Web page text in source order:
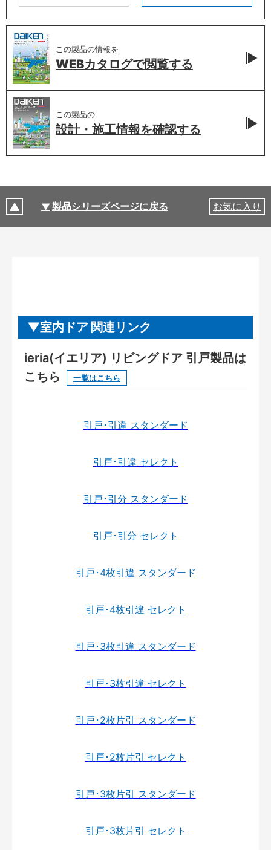
この製品の情報を
WEBカタログで閲覧する
この製品の
設計・施工情報を確認する
製品シリーズページに戻る お気に入り
室内ドア 関連リンク
ieria(イエリア) リビングドア 引戸製品は
こちら
一覧はこちら
引戸･引違 スタンダード
引戸･引違 セレクト
引戸･引分 スタンダード
引戸･引分 セレクト
引戸･4枚引違 スタンダード
引戸･4枚引違 セレクト
引戸･3枚引違 スタンダード
引戸･3枚引違 セレクト
引戸･2枚片引 スタンダード
引戸･2枚片引 セレクト
引戸･3枚片引 スタンダード
引戸･3枚片引 セレクト